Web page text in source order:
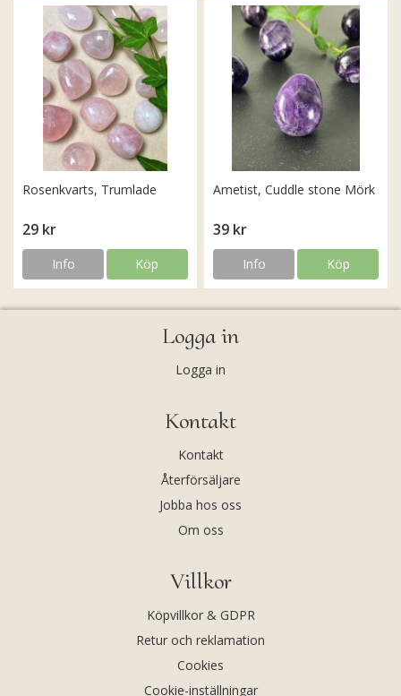
Rosenkvarts, Trumlade
29 kr
Info Köp
Ametist, Cuddle stone Mörk
39 kr
Info Köp
Logga in
Logga in
Kontakt
Kontakt
Återförsäljare
Jobba hos oss
Om oss
Villkor
Köpvillkor & GDPR
Retur och reklamation
Cookies
Cookie-inställningar